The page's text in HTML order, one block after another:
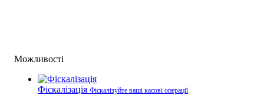
Можливості
Фіскалізація Фіскалізуйте ваші касові операції